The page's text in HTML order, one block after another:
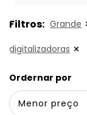
Filtros: Grande
digitalizadoras
Ordernar por